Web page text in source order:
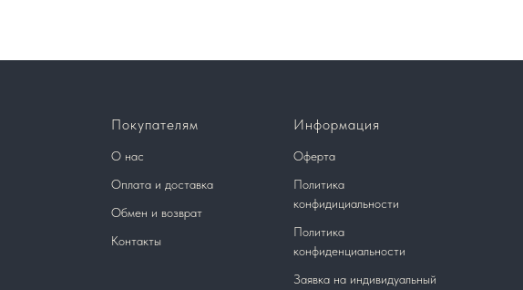
Покупателям
О нас
Оплата и доставка
Обмен и возврат
Контакты
Информация
Оферта
Политика
конфидициальности
Политика
конфиденциальности
Заявка на индивидуальный